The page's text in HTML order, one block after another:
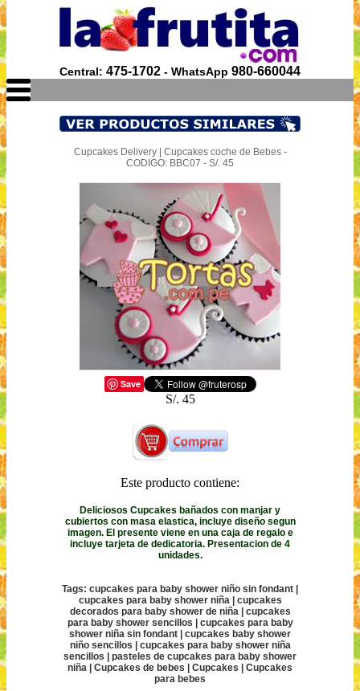
Central: 475-1702 - WhatsApp 980-660044
Cupcakes Delivery | Cupcakes coche de Bebes -
CODIGO: BBC07 - S/. 45
Save
S/. 45
Este producto contiene:
Deliciosos Cupcakes bañados con manjar y
cubiertos con masa elastica, incluye diseño segun
imagen. El presente viene en una caja de regalo e
incluye tarjeta de dedicatoria. Presentacion de 4
unidades.
Tags: cupcakes para baby shower niño sin fondant |
cupcakes para baby shower niña | cupcakes
decorados para baby shower de niña | cupcakes
para baby shower sencillos | cupcakes para baby
shower niña sin fondant | cupcakes baby shower
niño sencillos | cupcakes para baby shower niña
sencillos | pasteles de cupcakes para baby shower
niña | Cupcakes de bebes | Cupcakes | Cupcakes
para bebes